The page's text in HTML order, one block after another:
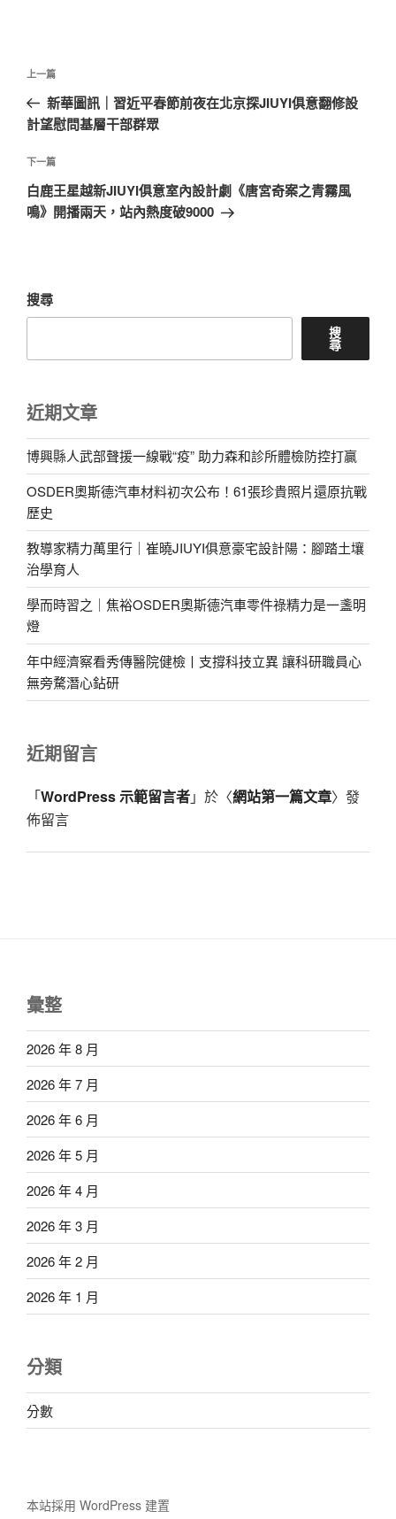
文
導
覽
上
一
篇
章
上一篇
新華圖訊｜習近平春節前夜在北京探JIUYI俱意翻修設
計望慰問基層干部群眾
下
一
篇
下一篇
白鹿王星越新JIUYI俱意室內設計劇《唐宮奇案之青霧風
鳴》開播兩天，站內熱度破9000
搜尋
搜
尋
近期文章
博興縣人武部聲援一線戰“疫” 助力森和診所體檢防控打贏
OSDER奧斯德汽車材料初次公布！61張珍貴照片還原抗戰
歷史
教導家精力萬里行｜崔曉JIUYI俱意豪宅設計陽：腳踏土壤
治學育人
學而時習之｜焦裕OSDER奧斯德汽車零件祿精力是一盞明
燈
年中經濟察看秀傳醫院健檢丨支撐科技立異 讓科研職員心
無旁騖潛心鉆研
近期留言
「WordPress 示範留言者」於〈網站第一篇文章〉發
佈留言
彙整
2026 年 8 月
2026 年 7 月
2026 年 6 月
2026 年 5 月
2026 年 4 月
2026 年 3 月
2026 年 2 月
2026 年 1 月
分類
分數
本站採用 WordPress 建置